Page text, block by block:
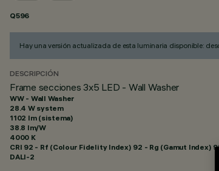
Q596
Hay una versión actualizada de esta luminaria disponible:
DESCRIPCIÓN
Frame secciones 3x5 LED - Wall Washer
WW - Wall Washer
28.4 W system
1102 lm (sistema)
38.8 lm/W
4000 K
CRI 92 - Rf (Colour Fidelity Index) 92 - Rg (Gamut Index)
DALI-2